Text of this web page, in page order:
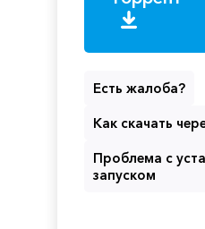
Есть жалоба?
Как скачать
Проблема с
запуском